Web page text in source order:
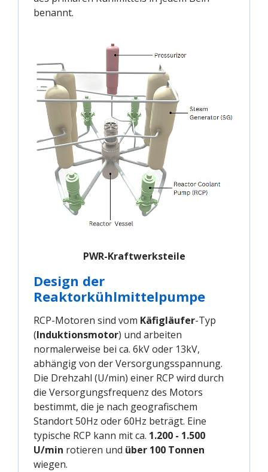
benannt.
PWR-Kraftwerksteile
Design der
Reaktorkühlmittelpumpe
RCP-Motoren sind vom Käfigläufer-Typ
(Induktionsmotor) und arbeiten
normalerweise bei ca. 6kV oder 13kV,
abhängig von der Versorgungsspannung.
Die Drehzahl (U/min) einer RCP wird durch
die Versorgungsfrequenz des Motors
bestimmt, die je nach geografischem
Standort 50Hz oder 60Hz beträgt. Eine
typische RCP kann mit ca. 1.200 - 1.500
U/min rotieren und über 100 Tonnen
wiegen.